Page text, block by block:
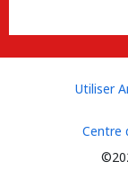
Utiliser
Centre